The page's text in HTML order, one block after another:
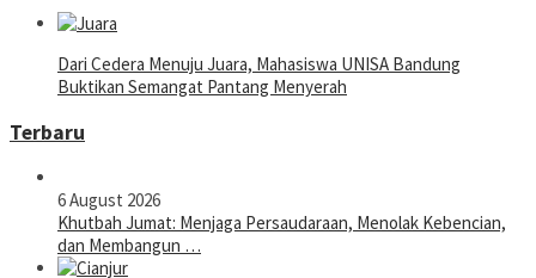
Dari Cedera Menuju Juara, Mahasiswa UNISA Bandung
Buktikan Semangat Pantang Menyerah
Terbaru
6 August 2026
Khutbah Jumat: Menjaga Persaudaraan, Menolak Kebencian,
dan Membangun …